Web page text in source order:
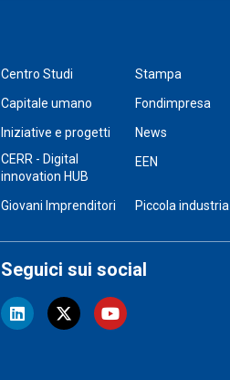
Centro Studi
Stampa
Capitale umano
Fondimpresa
Iniziative e progetti
News
CERR - Digital
innovation HUB
EEN
Giovani Imprenditori Piccola industria
Seguici sui social